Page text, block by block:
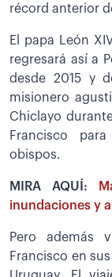
récord anterior
El papa León
regresará así a
desde 2015 y
misionero
Chiclayo
Francisco
obispos.
MIRA AQUÍ:
inundaciones y
Pero además
Francisco en